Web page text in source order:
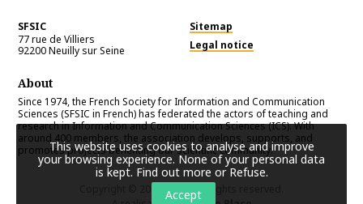
SFSIC
77 rue de Villiers
92200Neuilly sur Seine
Sitemap
Legal notice
About
Since 1974, the French Society for Information and Communication
Sciences (SFSIC in French) has federated the actors of teaching and
research in Information and Communication Sciences (ICS). With
around 400 members, the association develops, supports, and
promotes projects benefiting our scientific community.
SFSIC
. All rights reserved.
This website uses cookies to analyse and improve
your browsing experience. None of your personal data
is kept. Find out more or Refuse.
Accept